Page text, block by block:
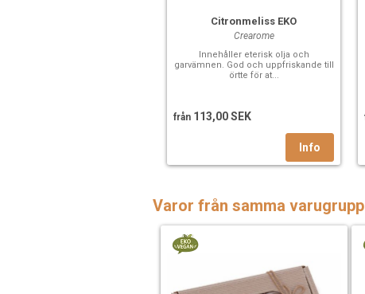
Citronmeliss EKO
Crearome
Innehåller eterisk olja och
garvämnen. God och uppfriskande till
örtte för at...
från 113,00 SEK
Varor från samma varugrupp